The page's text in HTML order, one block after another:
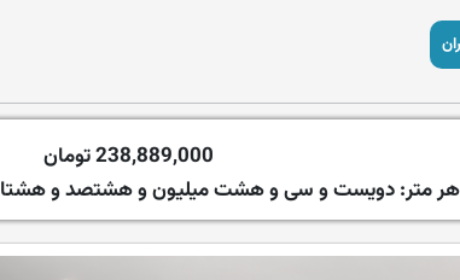
متر:
238,889,000 تومان
دویست و سی و هشت میلیون و هشتصد و هشتاد